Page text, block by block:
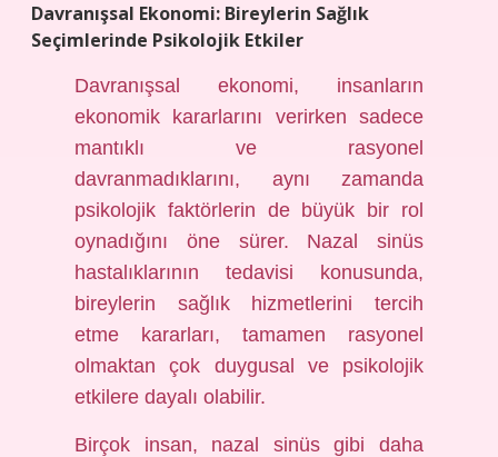
Davranışsal Ekonomi: Bireylerin Sağlık
Seçimlerinde Psikolojik Etkiler
Davranışsal ekonomi, insanların
ekonomik kararlarını verirken sadece
mantıklı ve rasyonel
davranmadıklarını, aynı zamanda
psikolojik faktörlerin de büyük bir rol
oynadığını öne sürer. Nazal sinüs
hastalıklarının tedavisi konusunda,
bireylerin sağlık hizmetlerini tercih
etme kararları, tamamen rasyonel
olmaktan çok duygusal ve psikolojik
etkilere dayalı olabilir.
Birçok insan, nazal sinüs gibi daha